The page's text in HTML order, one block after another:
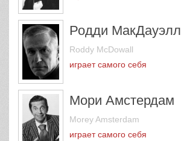
Родди МакДауэлл
Roddy McDowall
играет самого себя
Мори Амстердам
Morey Amsterdam
играет самого себя